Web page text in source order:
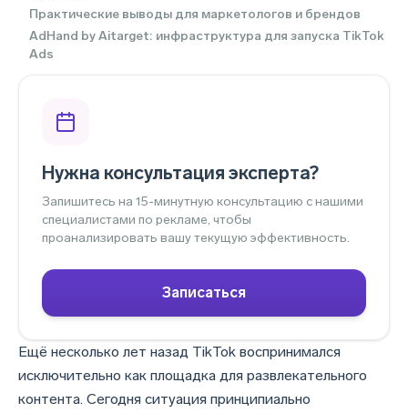
Практические выводы для маркетологов и брендов
AdHand by Aitarget: инфраструктура для запуска TikTok
Ads
Нужна консультация эксперта?
Запишитесь на 15-минутную консультацию с нашими
специалистами по рекламе, чтобы
проанализировать вашу текущую эффективность.
Записаться
Ещё несколько лет назад TikTok воспринимался
исключительно как площадка для развлекательного
контента. Сегодня ситуация принципиально